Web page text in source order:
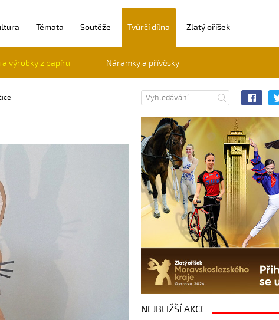
Témata Soutěže Tvůrčí dílna Zlatý oříšek
a výrobky z papíru Náramky a přívěsky
NEJBLIŽŠÍ AKCE